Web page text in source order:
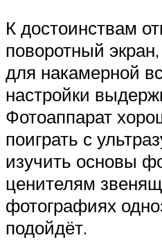
К достоинствам
поворотный
для накамерной
настройки
Фотоаппарат
поиграть с
изучить основы
ценителям
фотографиях
подойдёт.